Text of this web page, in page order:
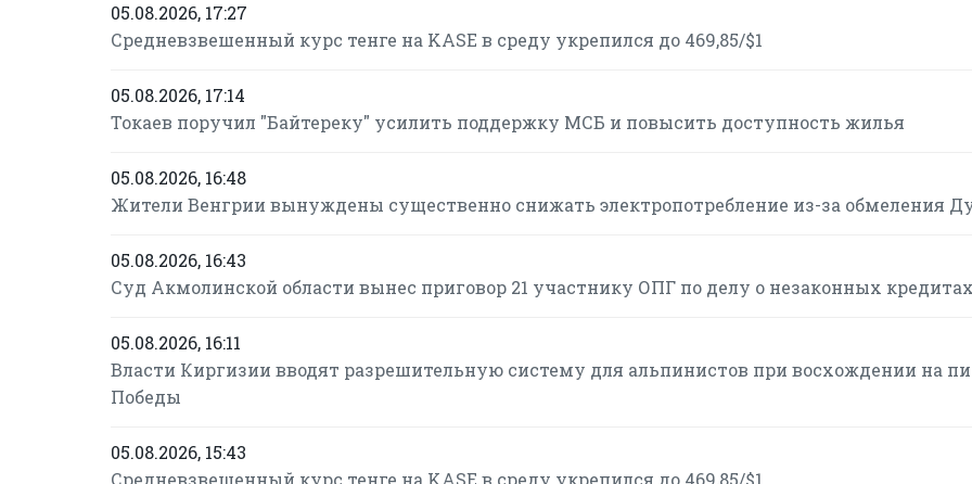
05.08.2026, 17:27
Средневзвешенный курс тенге на KASE в среду укрепился до 469,85/$1
05.08.2026, 17:14
Токаев поручил "Байтереку" усилить поддержку МСБ и повысить доступность жилья
05.08.2026, 16:48
Жители Венгрии вынуждены существенно снижать электропотребление из-за обмеления
05.08.2026, 16:43
Суд Акмолинской области вынес приговор 21 участнику ОПГ по делу о незаконных
05.08.2026, 16:11
Власти Киргизии вводят разрешительную систему для альпинистов при восхождении на
Победы
05.08.2026, 15:43
Средневзвешенный курс тенге на KASE в среду укрепился до 469,85/$1